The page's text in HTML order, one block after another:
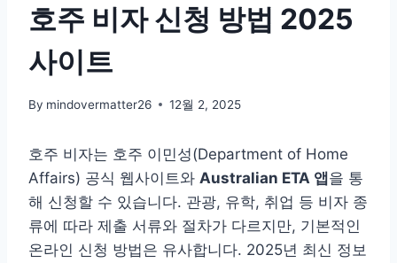
호주 비자 신청 방법 2025
사이트
By mindovermatter26 12월 2, 2025
호주 비자는 호주 이민성(Department of Home
Affairs) 공식 웹사이트와 Australian ETA 앱을 통
해 신청할 수 있습니다. 관광, 유학, 취업 등 비자 종
류에 따라 제출 서류와 절차가 다르지만, 기본적인
온라인 신청 방법은 유사합니다. 2025년 최신 정보